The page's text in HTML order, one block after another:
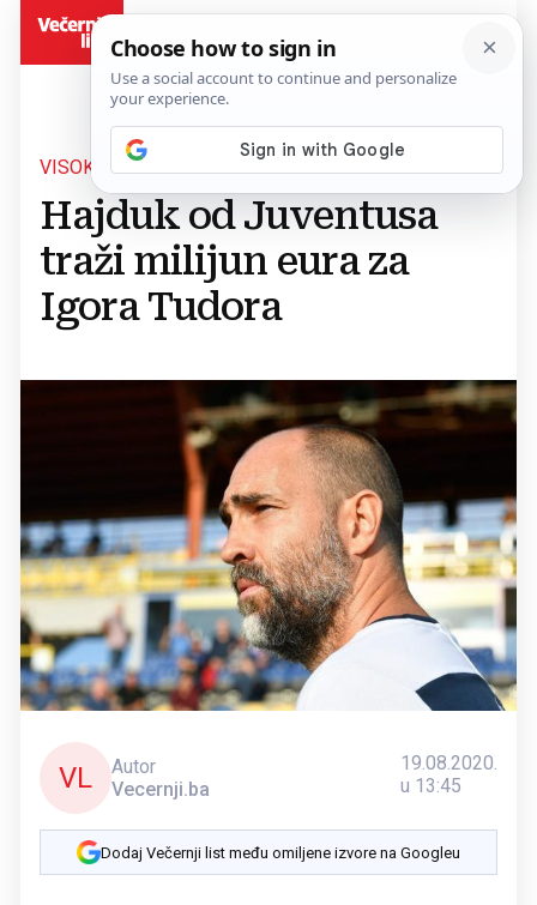
VISOKA ODŠTETA
Hajduk od Juventusa
traži milijun eura za
Igora Tudora
VL
Autor
Vecernji.ba
19.08.2020.
u 13:45
Dodaj Večernji list među omiljene izvore na Googleu